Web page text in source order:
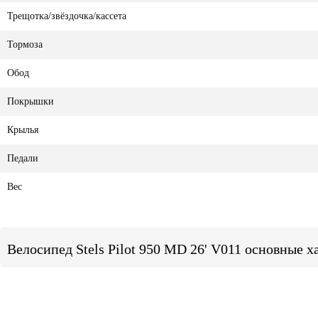
Трещотка/звёздочка/кассета
Тормоза
Обод
Покрышки
Крылья
Педали
Вес
Велосипед Stels Pilot 950 MD 26' V011 основные